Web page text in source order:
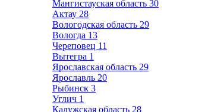
Мангистауская область 30
Актау 28
Вологодская область 29
Вологда 13
Череповец 11
Вытегра 1
Ярославская область 29
Ярославль 20
Рыбинск 3
Углич 1
Калужская область 28